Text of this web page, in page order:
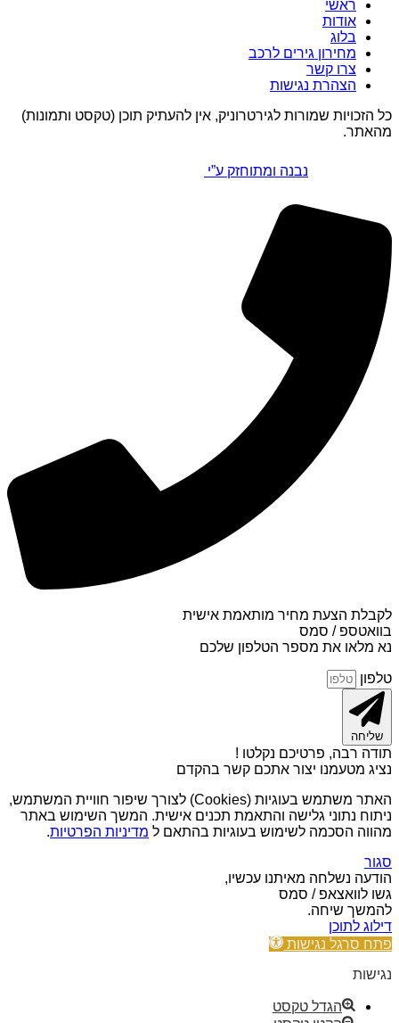
ראשי
אודות
בלוג
מחירון גירים לרכב
צרו קשר
הצהרת נגישות
כל הזכויות שמורות לגירטרוניק, אין להעתיק תוכן (טקסט ותמונות)
מהאתר.
נבנה ומתוחזק ע”י
לקבלת הצעת מחיר מותאמת אישית
בוואטספ / סמס
נא מלאו את מספר הטלפון שלכם
טלפון
שליחה
תודה רבה, פרטיכם נקלטו !
נציג מטעמנו יצור אתכם קשר בהקדם
האתר משתמש בעוגיות (Cookies) לצורך שיפור חוויית המשתמש,
ניתוח נתוני גלישה והתאמת תכנים אישית. המשך השימוש באתר
מהווה הסכמה לשימוש בעוגיות בהתאם ל מדיניות הפרטיות.
סגור
הודעה נשלחה מאיתנו עכשיו,
גשו לוואצאפ / סמס
להמשך שיחה.
דילוג לתוכן
פתח סרגל נגישות
נגישות
הגדל טקסט